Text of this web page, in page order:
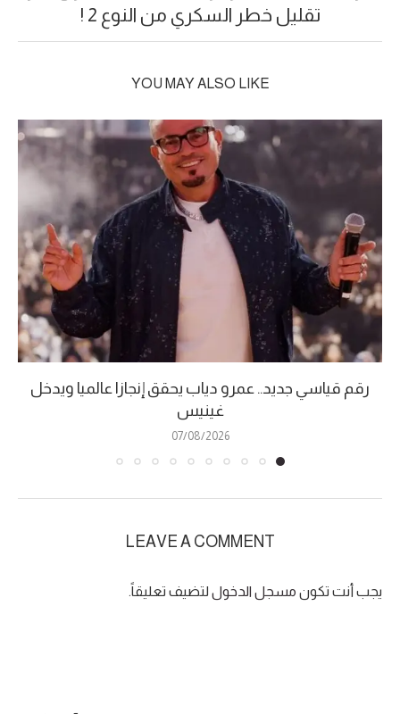
تقليل خطر السكري من النوع 2 !
YOU MAY ALSO LIKE
رقم قياسي جديد.. عمرو دياب يحقق إنجازا عالميا ويدخل
غينيس
07/08/2026
LEAVE A COMMENT
يجب أنت تكون مسجل الدخول لتضيف تعليقاً.